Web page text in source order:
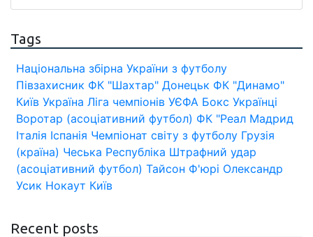
Tags
Національна збірна України з футболу
Півзахисник ФК "Шахтар" Донецьк ФК "Динамо"
Київ Україна Ліга чемпіонів УЄФА Бокс Українці
Воротар (асоціативний футбол) ФК "Реал Мадрид
Італія Іспанія Чемпіонат світу з футболу Грузія
(країна) Чеська Республіка Штрафний удар
(асоціативний футбол) Тайсон Ф'юрі Олександр
Усик Нокаут Київ
Recent posts